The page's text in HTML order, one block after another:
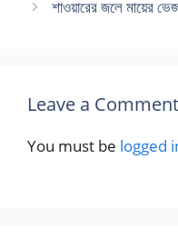
শাওয়ারের জলে মায়ের
Leave a Comment
You must be logged